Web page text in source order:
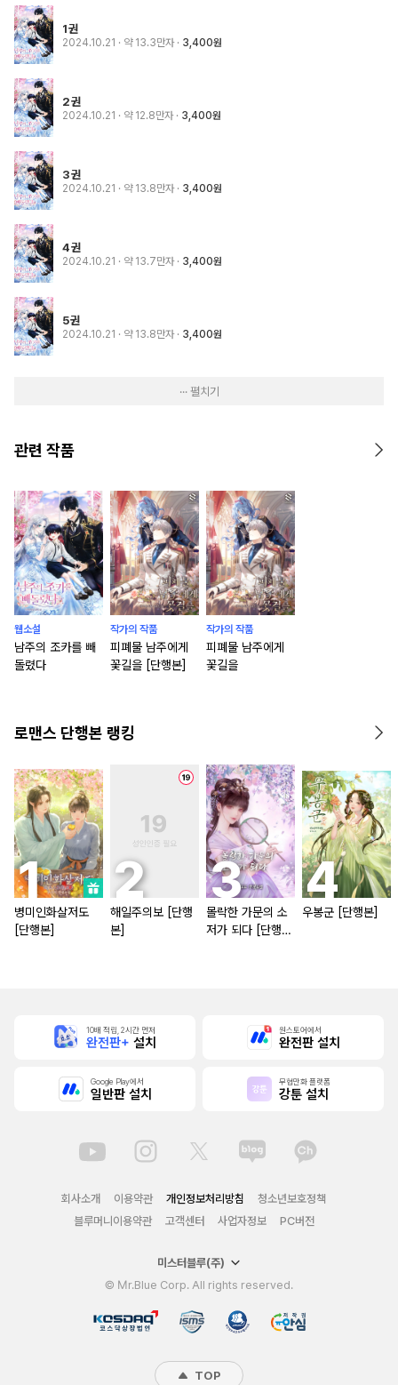
1권
2024.10.21 · 약 13.3만자 3,400원
2권
2024.10.21 · 약 12.8만자 3,400원
3권
2024.10.21 · 약 13.8만자 3,400원
4권
2024.10.21 · 약 13.7만자 3,400원
5권
2024.10.21 · 약 13.8만자 3,400원
··· 펼치기
관련 작품
웹소설
남주의 조카를 빼
돌렸다
작가의 작품
피폐물 남주에게
꽃길을 [단행본]
작가의 작품
피폐물 남주에게
꽃길을
로맨스 단행본 랭킹
병미인화살저도
[단행본]
해일주의보 [단행
본]
몰락한 가문의 소
저가 되다 [단행
우봉군 [단행본]
10배 적립, 2시간 먼저
완전판+ 설치
원스토어에서
완전판 설치
Google Play에서
일반판 설치
무협만화 플랫폼
강툰 설치
회사소개 이용약관 개인정보처리방침
청소년보호정책
블루머니이용약관
고객센터 사업자정보 PC버전
미스터블루(주)
© Mr.Blue Corp. All rights reserved.
TOP